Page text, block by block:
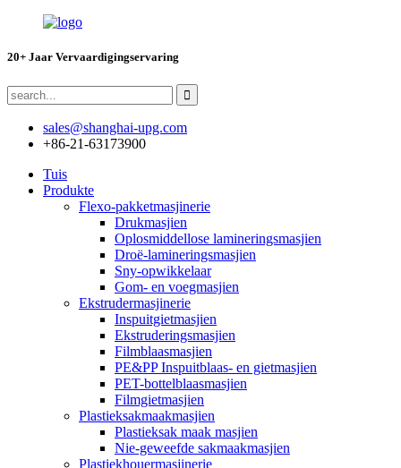
20+ Jaar Vervaardigingservaring
sales@shanghai-upg.com
+86-21-63173900
Tuis
Produkte
Flexo-pakketmasjinerie
Drukmasjien
Oplosmiddellose lamineringsmasjien
Droë-lamineringsmasjien
Sny-opwikkelaar
Gom- en voegmasjien
Ekstrudermasjinerie
Inspuitgietmasjien
Ekstruderingsmasjien
Filmblaasmasjien
PE&PP Inspuitblaas- en gietmasjien
PET-bottelblaasmasjien
Filmgietmasjien
Plastieksakmaakmasjien
Plastieksak maak masjien
Nie-geweefde sakmaakmasjien
Plastiekhouermasjinerie